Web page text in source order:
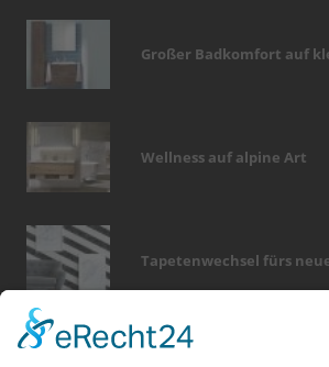
Großer Badkomfort auf
Wellness auf alpine Art
Tapetenwechsel fürs